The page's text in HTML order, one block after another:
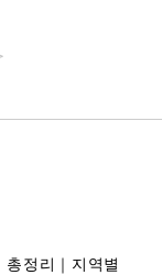
정리｜지역별